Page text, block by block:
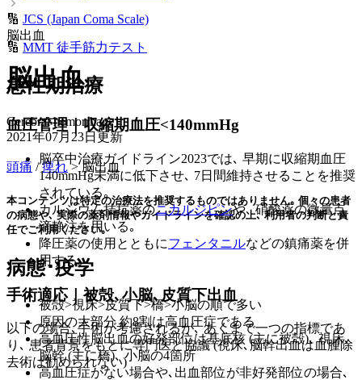
🔢 JCS (Japan Coma Scale)
🔢 MMT 徒手筋力テスト
急性期治療
血圧管理｜収縮期血圧<140mmHg
脳卒中治療ガイドライン2023では､ 早期に収縮期血圧
140mmHg未満に低下させ､ 7日間維持させることを推奨
されている｡
カルシウム拮抗薬のニカルジピンや､ 硝酸薬の微量点
滴静注を用いる｡
降圧薬の使用とともにフェンタニルなどの鎮痛薬を併
用する｡
手術適応｜被殻､小脳､皮質下出血
以下の場合､手術が考慮されるが､ あくまで一つの指標であ
り､ 患者背景をもとに専門医と協議 (視床､脳幹出血は血腫除
去術は勧められない)
脳出血
脳出血
Cerebral hemorrhage
2021年07月23日 更新
頭痛 /痺れ> 脳出血
本コンテンツは特定の治療法を推奨するものではありません｡ 個々の患者
の病態や､ 実際の薬剤情報やガイドラインを確認の上､ 利用者の判断と責
任でご利用ください｡
病態･疫学
被殻>視床>皮質下>橋>小脳の順で多い
原因の大部分 約8割は高血圧症である
高血圧性脳出血の好発部位は基底核 (主に被殻)､ 視床､
脳幹 (主に橋)､ 小脳の4箇所
高血圧症がない場合や､出血部位が非好発部位の場合､